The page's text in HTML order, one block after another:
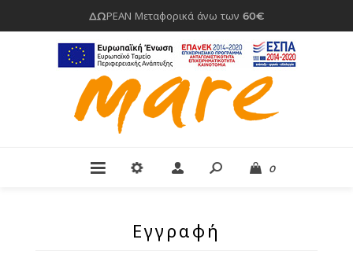
ΔΩΡΕΑΝ Μεταφορικά άνω των 60€
0
Εγγραφή